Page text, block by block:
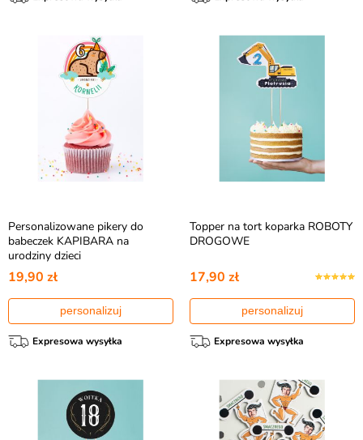
Personalizowane pikery do
babeczek KAPIBARA na
urodziny dzieci
19,90 zł
personalizuj
Expresowa wysyłka
Topper na tort koparka ROBOTY
DROGOWE
17,90 zł
personalizuj
Expresowa wysyłka